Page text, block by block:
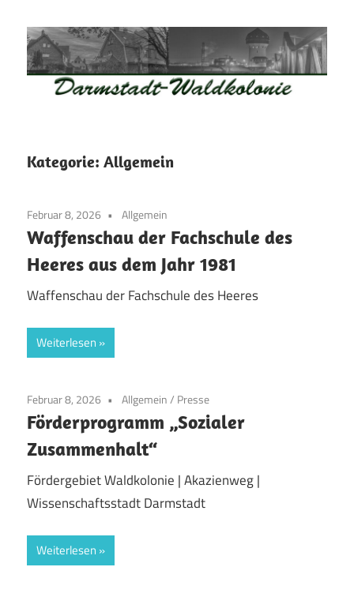
Inhalt
springen
Darmstadt
Altstadt
Weststadt
–
Darmstadt
Kategorie: Allgemein
Februar 8, 2026 Allgemein
Waffenschau der Fachschule des
Heeres aus dem Jahr 1981
Waffenschau der Fachschule des Heeres
Weiterlesen
Februar 8, 2026 Allgemein/ Presse
Förderprogramm „Sozialer
Zusammenhalt“
Fördergebiet Waldkolonie | Akazienweg |
Wissenschaftsstadt Darmstadt
Weiterlesen